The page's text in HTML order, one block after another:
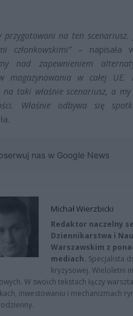
przygotowani na ten
członkowskimi”– napisała
nad zapewnieniem
magazynowania w całej UE.
na taki właśnie scenariusz, a
Właśnie odbywa się
nas w Google News
Michał Wierzbicki
Redaktor naczelny
Dziennikarstwa i
Warszawskim z
mediach. Specjalista
kryzysowej. Wieloletni
W swoich tekstach łączy
inwestowaniu i mechanizmach